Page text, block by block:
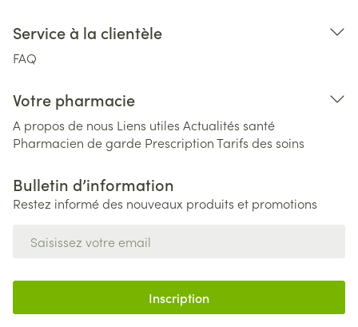
Service à la clientèle
FAQ
Votre pharmacie
A propos de nous Liens utiles Actualités santé
Pharmacien de garde PrescriptionTarifs des soins
Bulletin d’information
Restez informé des nouveaux produits et promotions
Inscription